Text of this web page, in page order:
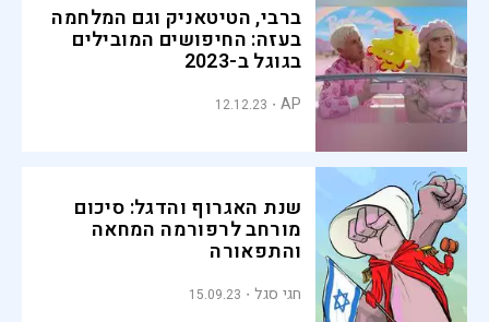
ברבי, הטיטאניק וגם המלחמה
בעזה: החיפושים המובילים
בגוגל ב-2023
AP
12.12.23
שנת האגרוף והדגל: סיכום
מורחב לרפורמה המחאה
והתפאורה
חגי סגל 15.09.23